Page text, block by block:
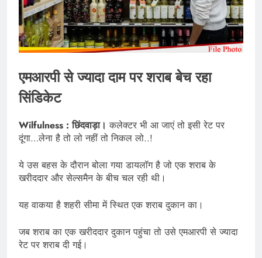
एमआरपी से ज्यादा दाम पर शराब बेच रहा
सिंडिकेट
Wilfulness : छिंदवाड़ा। कलेक्टर भी आ जाएं तो इसी रेट पर
दूंगा…लेना है तो लो नहीं तो निकल लो..!
ये उस बहस के दौरान बोला गया डायलॉग है जो एक शराब के
खरीददार और सेल्समैन के बीच चल रही थी।
यह वाकया है शहरी सीमा में स्थित एक शराब दुकान का।
जब शराब का एक खरीददार दुकान पहुंचा तो उसे एमआरपी से ज्यादा
रेट पर शराब दी गई।